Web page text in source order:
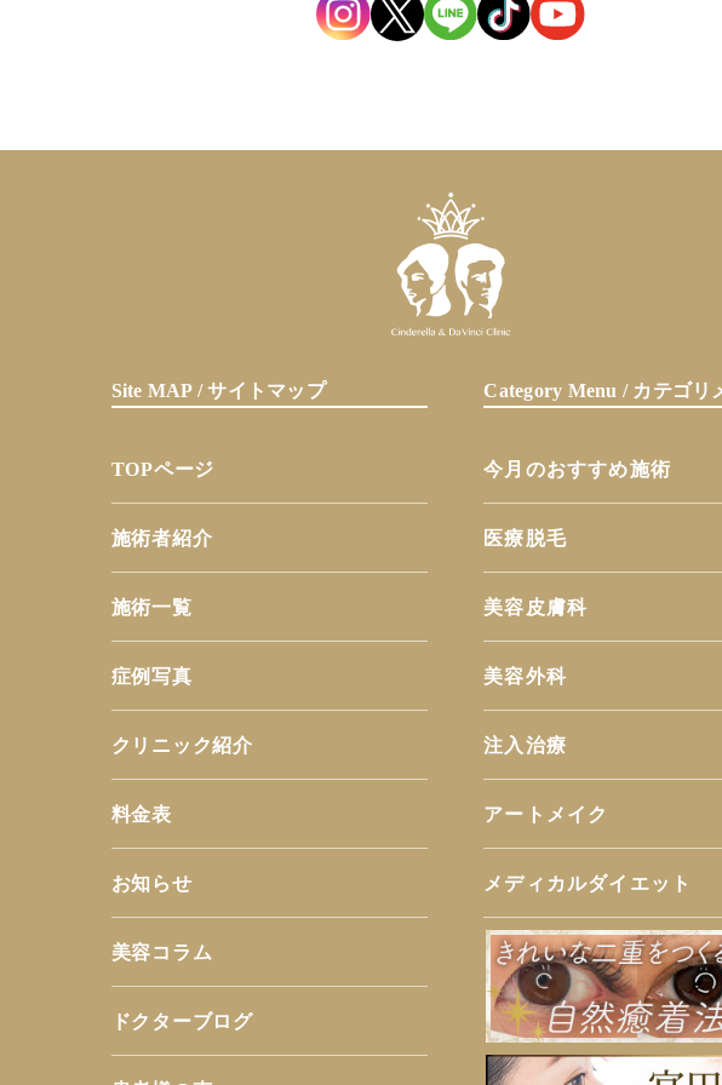
Site MAP / サイトマップ
TOPページ
施術者紹介
施術一覧
症例写真
クリニック紹介
料金表
お知らせ
美容コラム
ドクターブログ
Category Menu / カテゴリ
今月のおすすめ施術
医療脱毛
美容皮膚科
美容外科
注入治療
アートメイク
メディカルダイエット